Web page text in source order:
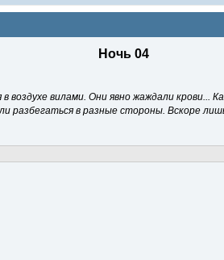
Ночь 04
вилами. Они явно жаждали крови...
разбегаться в разные стороны. Вскоре